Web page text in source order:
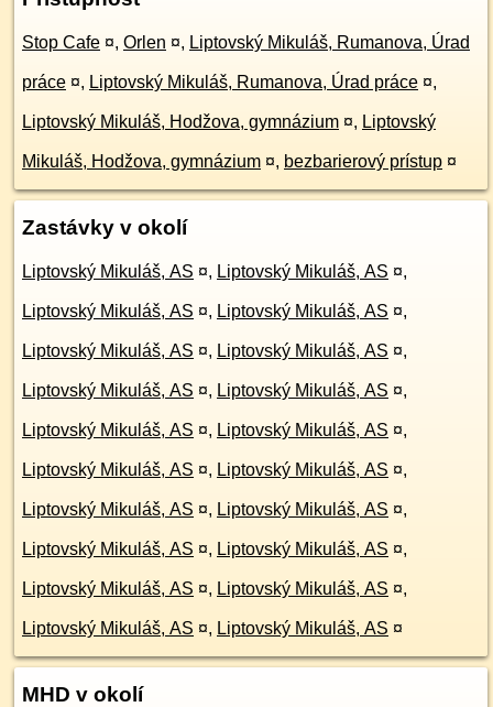
Stop Cafe ¤, Orlen ¤, Liptovský Mikuláš, Rumanova, Úrad
práce ¤, Liptovský Mikuláš, Rumanova, Úrad práce ¤,
Liptovský Mikuláš, Hodžova, gymnázium ¤, Liptovský
Mikuláš, Hodžova, gymnázium ¤, bezbarierový prístup ¤
Zastávky v okolí
Liptovský Mikuláš, AS ¤, Liptovský Mikuláš, AS ¤,
Liptovský Mikuláš, AS ¤, Liptovský Mikuláš, AS ¤,
Liptovský Mikuláš, AS ¤, Liptovský Mikuláš, AS ¤,
Liptovský Mikuláš, AS ¤, Liptovský Mikuláš, AS ¤,
Liptovský Mikuláš, AS ¤, Liptovský Mikuláš, AS ¤,
Liptovský Mikuláš, AS ¤, Liptovský Mikuláš, AS ¤,
Liptovský Mikuláš, AS ¤, Liptovský Mikuláš, AS ¤,
Liptovský Mikuláš, AS ¤, Liptovský Mikuláš, AS ¤,
Liptovský Mikuláš, AS ¤, Liptovský Mikuláš, AS ¤,
Liptovský Mikuláš, AS ¤, Liptovský Mikuláš, AS ¤
MHD v okolí